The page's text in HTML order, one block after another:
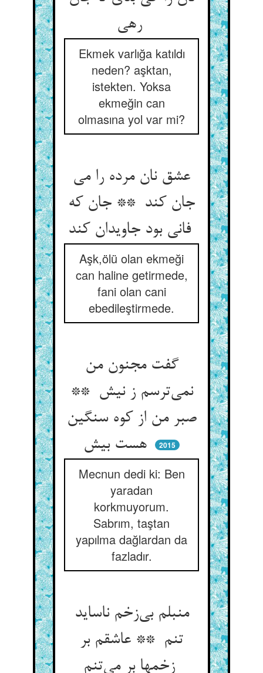
رهی
Ekmek varlığa katıldı
neden? aşktan,
istekten. Yoksa
ekmeğin can
olmasına yol var mi?
عشق نان مرده را می
جان کند ** جان که
فانی بود جاویدان کند
Aşk,ölü olan ekmeği
can haline getirmede,
fani olan cani
ebedileştirmede.
گفت مجنون من
نمی‌ترسم ز نیش **
صبر من از کوه سنگین
2015
Mecnun dedi ki: Ben
yaradan
korkmuyorum.
Sabrım, taştan
yapılma dağlardan da
fazladır.
منبلم بی‌زخم ناساید
تنم ** عاشقم بر